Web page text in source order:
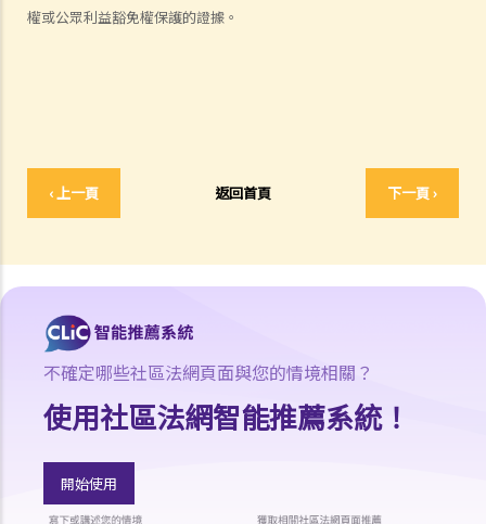
權或公眾利益豁免權保護的證據。
‹ 上一頁 返回首頁 下一頁 ›
1. 控方如何把被告人定罪？
b. 在刑事案件審訊中無須證明的事項
1. 法律推定
2. 被告有權在審訊時不作供嗎？
3. 若被告於審訊選擇出庭作供？
4. 誰可出庭作證？
c. 兒童作為證人
不確定哪些社區法網頁面與您的情境相關？
使用社區法網智能推薦系統！
開始使用